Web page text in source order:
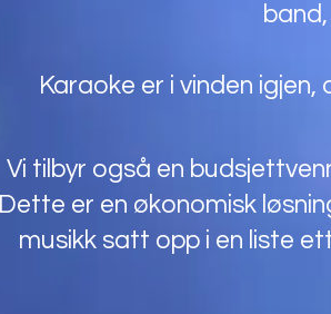
Karaoke er i vinden
Vi tilbyr også en
Dette er en økonomisk
musikk satt opp i en liste